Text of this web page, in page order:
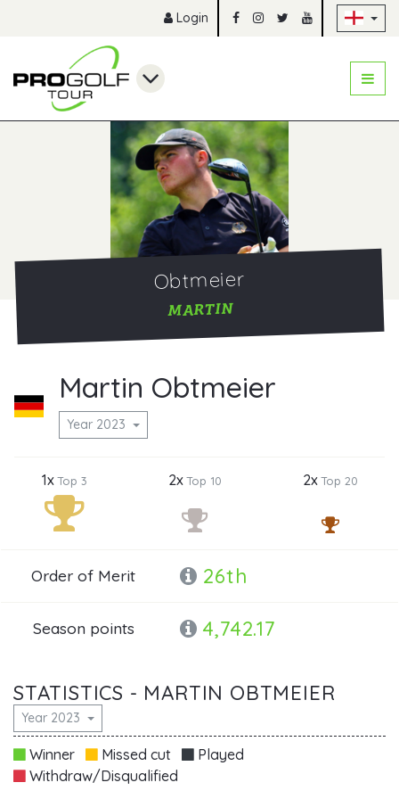
Login
Obtmeier
MARTIN
Martin Obtmeier
Year 2023
1xTop 3 2xTop 10 2xTop 20
Order of Merit 26th
Season points 4,742.17
STATISTICS - MARTIN OBTMEIER
Year 2023
Winner Missed cut
Played
Withdraw/Disqualified